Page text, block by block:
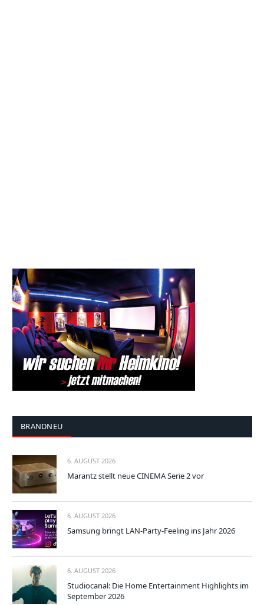
BRANDNEU
6. AUGUST 2026
Marantz stellt neue CINEMA Serie 2 vor
6. AUGUST 2026
Samsung bringt LAN-Party-Feeling ins Jahr 2026
6. AUGUST 2026
Studiocanal: Die Home Entertainment Highlights im
September 2026